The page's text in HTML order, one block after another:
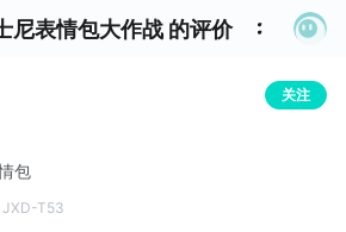
尼表情包大作战 的评价
关注
包
JXD-T53